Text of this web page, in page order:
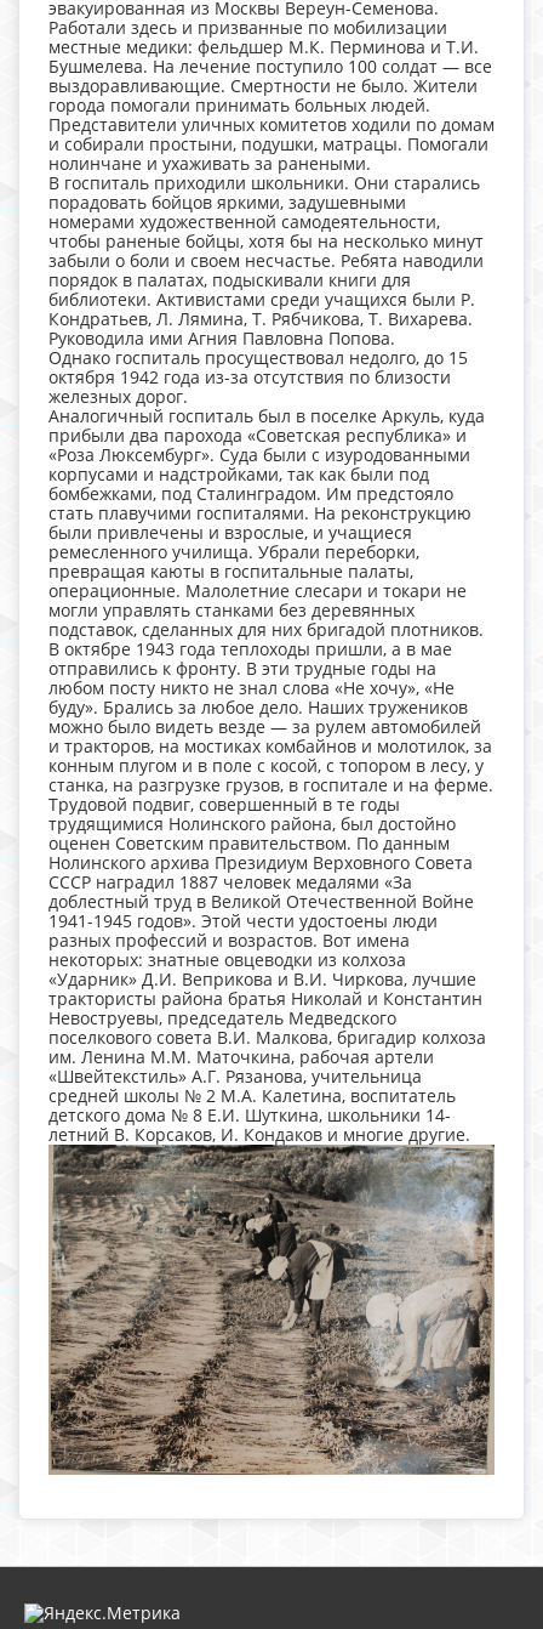
эвакуированная из Москвы Вереун-Семенова.
Работали здесь и призванные по мобилизации
местные медики: фельдшер М.К. Перминова и Т.И.
Бушмелева. На лечение поступило 100 солдат — все
выздоравливающие. Смертности не было. Жители
города помогали принимать больных людей.
Представители уличных комитетов ходили по домам
и собирали простыни, подушки, матрацы. Помогали
нолинчане и ухаживать за ранеными.
В госпиталь приходили школьники. Они старались
порадовать бойцов яркими, задушевными
номерами художественной самодеятельности,
чтобы раненые бойцы, хотя бы на несколько минут
забыли о боли и своем несчастье. Ребята наводили
порядок в палатах, подыскивали книги для
библиотеки. Активистами среди учащихся были Р.
Кондратьев, Л. Лямина, Т. Рябчикова, Т. Вихарева.
Руководила ими Агния Павловна Попова.
Однако госпиталь просуществовал недолго, до 15
октября 1942 года из-за отсутствия по близости
железных дорог.
Аналогичный госпиталь был в поселке Аркуль, куда
прибыли два парохода «Советская республика» и
«Роза Люксембург». Суда были с изуродованными
корпусами и надстройками, так как были под
бомбежками, под Сталинградом. Им предстояло
стать плавучими госпиталями. На реконструкцию
были привлечены и взрослые, и учащиеся
ремесленного училища. Убрали переборки,
превращая каюты в госпитальные палаты,
операционные. Малолетние слесари и токари не
могли управлять станками без деревянных
подставок, сделанных для них бригадой плотников.
В октябре 1943 года теплоходы пришли, а в мае
отправились к фронту. В эти трудные годы на
любом посту никто не знал слова «Не хочу», «Не
буду». Брались за любое дело. Наших тружеников
можно было видеть везде — за рулем автомобилей
и тракторов, на мостиках комбайнов и молотилок, за
конным плугом и в поле с косой, с топором в лесу, у
станка, на разгрузке грузов, в госпитале и на ферме.
Трудовой подвиг, совершенный в те годы
трудящимися Нолинского района, был достойно
оценен Советским правительством. По данным
Нолинского архива Президиум Верховного Совета
СССР наградил 1887 человек медалями «За
доблестный труд в Великой Отечественной Войне
1941-1945 годов». Этой чести удостоены люди
разных профессий и возрастов. Вот имена
некоторых: знатные овцеводки из колхоза
«Ударник» Д.И. Веприкова и В.И. Чиркова, лучшие
трактористы района братья Николай и Константин
Невоструевы, председатель Медведского
поселкового совета В.И. Малкова, бригадир колхоза
им. Ленина М.М. Маточкина, рабочая артели
«Швейтекстиль» А.Г. Рязанова, учительница
средней школы № 2 М.А. Калетина, воспитатель
детского дома № 8 Е.И. Шуткина, школьники 14-
летний В. Корсаков, И. Кондаков и многие другие.